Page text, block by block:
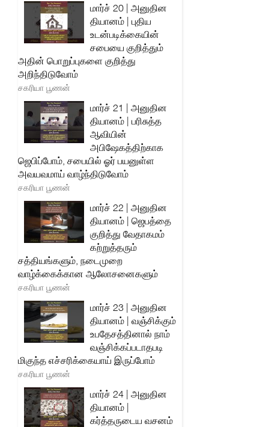
மார்ச் 20 | அனுதின
தியானம் | புதிய
உடன்படிக்கையின்
சபையை குறித்தும்
அதின் பொறுப்புகளை குறித்து
அறிந்திடுவோம்
சகரியா பூணன்
மார்ச் 21 | அனுதின
தியானம் | பரிசுத்த
ஆவியின்
அபிஷேகத்திற்காக
ஜெபிப்போம், சபையில் ஓர் பயனுள்ள
அவயவமாய் வாழ்ந்திடுவோம்
சகரியா பூணன்
மார்ச் 22 | அனுதின
தியானம் | ஜெபத்தை
குறித்து வேதாகமம்
கற்றுத்தரும்
சத்தியங்களும், நடைமுறை
வாழ்க்கைக்கான ஆலோசனைகளும்
சகரியா பூணன்
மார்ச் 23 | அனுதின
தியானம் | வஞ்சிக்கும்
உபதேசத்தினால் நாம்
வஞ்சிக்கப்படாதபடி
மிகுந்த எச்சரிக்கையாய் இருப்போம்
சகரியா பூணன்
மார்ச் 24 | அனுதின
தியானம் |
கர்த்தருடைய வசனம்